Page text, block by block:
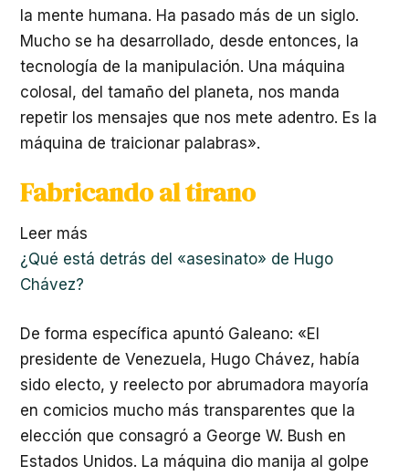
la mente humana. Ha pasado más de un siglo.
Mucho se ha desarrollado, desde entonces, la
tecnología de la manipulación. Una máquina
colosal, del tamaño del planeta, nos manda
repetir los mensajes que nos mete adentro. Es la
máquina de traicionar palabras».
Fabricando al tirano
Leer más
¿Qué está detrás del «asesinato» de Hugo
Chávez?
De forma específica apuntó Galeano: «El
presidente de Venezuela, Hugo Chávez, había
sido electo, y reelecto por abrumadora mayoría
en comicios mucho más transparentes que la
elección que consagró a George W. Bush en
Estados Unidos. La máquina dio manija al golpe